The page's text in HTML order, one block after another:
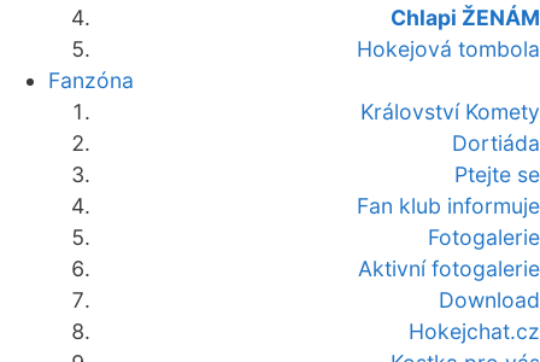
Chlapi ŽENÁM
Hokejová tombola
Fanzóna
Království Komety
Dortiáda
Ptejte se
Fan klub informuje
Fotogalerie
Aktivní fotogalerie
Download
Hokejchat.cz